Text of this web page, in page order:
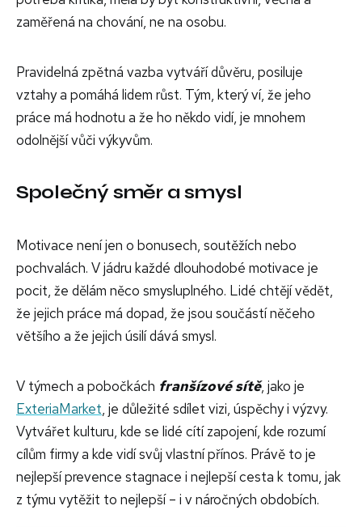
zaměřená na chování, ne na osobu.
Pravidelná zpětná vazba vytváří důvěru, posiluje
vztahy a pomáhá lidem růst. Tým, který ví, že jeho
práce má hodnotu a že ho někdo vidí, je mnohem
odolnější vůči výkyvům.
Společný směr a smysl
Motivace není jen o bonusech, soutěžích nebo
pochvalách. V jádru každé dlouhodobé motivace je
pocit, že dělám něco smysluplného. Lidé chtějí vědět,
že jejich práce má dopad, že jsou součástí něčeho
většího a že jejich úsilí dává smysl.
V týmech a pobočkách franšízové sítě, jako je
ExteriaMarket, je důležité sdílet vizi, úspěchy i výzvy.
Vytvářet kulturu, kde se lidé cítí zapojení, kde rozumí
cílům firmy a kde vidí svůj vlastní přínos. Právě to je
nejlepší prevence stagnace i nejlepší cesta k tomu, jak
z týmu vytěžit to nejlepší – i v náročných obdobích.